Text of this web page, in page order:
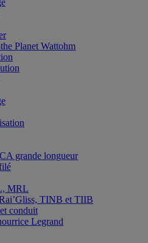
Planet Wattohm
grande longueur
MRL
TINB et TIIB
conduit
Legrand